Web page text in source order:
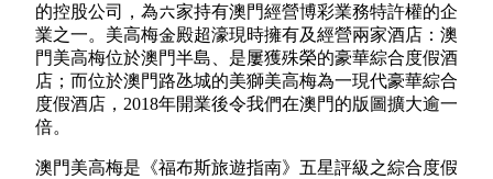
的控股公司，為六家持有澳門經營博彩業務特許權的企
業之一。美高梅金殿超濠現時擁有及經營兩家酒店：澳
門美高梅位於澳門半島、是屢獲殊榮的豪華綜合度假酒
店；而位於澳門路氹城的美獅美高梅為一現代豪華綜合
度假酒店，2018年開業後令我們在澳門的版圖擴大逾一
倍。
澳門美高梅是《福布斯旅遊指南》五星評級之綜合度假